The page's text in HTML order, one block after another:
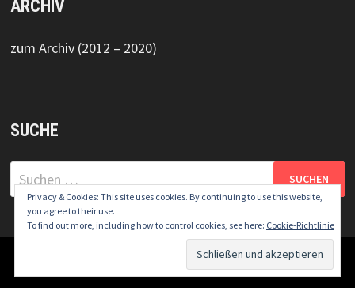
ARCHIV
zum Archiv (2012 – 2020)
SUCHE
Suchen
nach:
Copyright © 2026
Privacy & Cookies: This site uses cookies. By continuing to use this website,
you agree to their use.
To find out more, including how to control cookies, see here: Cookie-Richtlinie